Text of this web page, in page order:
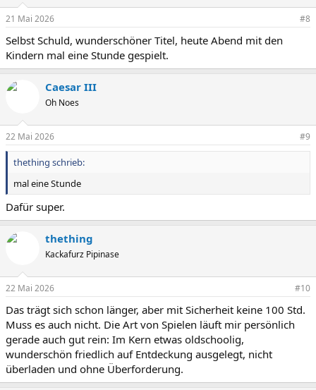
o
n
e
n
:
21 Mai 2026 #8
Selbst Schuld, wunderschöner Titel, heute Abend mit den
Kindern mal eine Stunde gespielt.
Caesar III
Oh Noes
22 Mai 2026 #9
thething schrieb:
mal eine Stunde
Dafür super.
thething
Kackafurz Pipinase
22 Mai 2026 #10
Das trägt sich schon länger, aber mit Sicherheit keine 100 Std.
Muss es auch nicht. Die Art von Spielen läuft mir persönlich
gerade auch gut rein: Im Kern etwas oldschoolig,
wunderschön friedlich auf Entdeckung ausgelegt, nicht
überladen und ohne Überforderung.